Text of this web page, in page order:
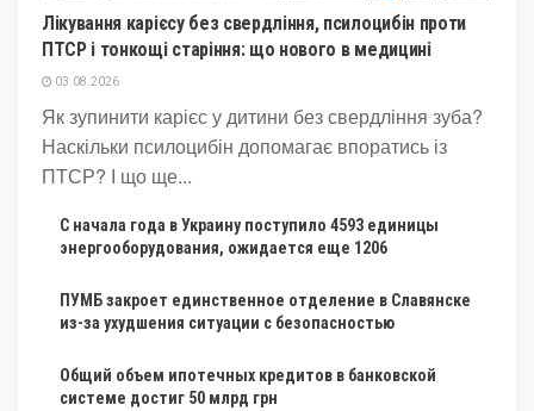
Лікування карієсу без свердління, псилоцибін проти
ПТСР і тонкощі старіння: що нового в медицині
03.08.2026
Як зупинити карієс у дитини без свердління зуба?
Наскільки псилоцибін допомагає впоратись із
ПТСР? І що ще...
С начала года в Украину поступило 4593 единицы
энергооборудования, ожидается еще 1206
ПУМБ закроет единственное отделение в Славянске
из-за ухудшения ситуации с безопасностью
Общий объем ипотечных кредитов в банковской
системе достиг 50 млрд грн